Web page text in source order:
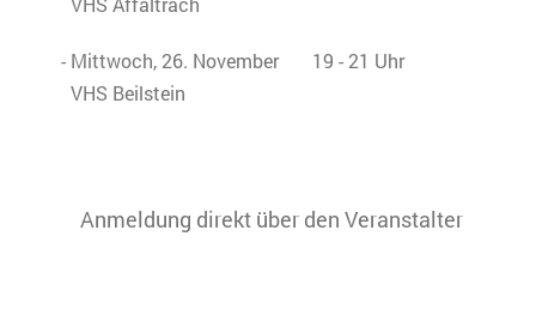
- Mittwoch, 26. November 19 - 21 Uhr
VHS Beilstein
Anmeldung direkt über den Veranstalter